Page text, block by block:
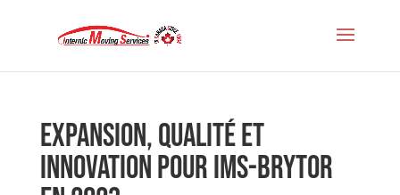
Expansion, qualité et
innovation pour IMS-Brytor